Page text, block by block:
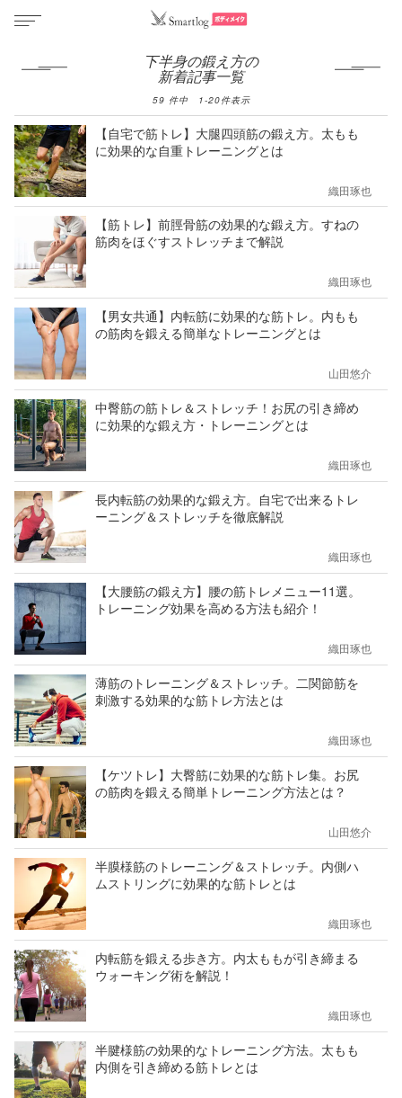
下半身の鍛え方の
新着記事一覧
59 件中 1-20件表示
【自宅で筋トレ】大腿四頭筋の鍛え方。太もも
に効果的な自重トレーニングとは
織田琢也
【筋トレ】前脛骨筋の効果的な鍛え方。すねの
筋肉をほぐすストレッチまで解説
織田琢也
【男女共通】内転筋に効果的な筋トレ。内もも
の筋肉を鍛える簡単なトレーニングとは
山田悠介
中臀筋の筋トレ＆ストレッチ！お尻の引き締め
に効果的な鍛え方・トレーニングとは
織田琢也
長内転筋の効果的な鍛え方。自宅で出来るトレ
ーニング＆ストレッチを徹底解説
織田琢也
【大腰筋の鍛え方】腰の筋トレメニュー11選。
トレーニング効果を高める方法も紹介！
織田琢也
薄筋のトレーニング＆ストレッチ。二関節筋を
刺激する効果的な筋トレ方法とは
織田琢也
【ケツトレ】大臀筋に効果的な筋トレ集。お尻
の筋肉を鍛える簡単トレーニング方法とは？
山田悠介
半膜様筋のトレーニング＆ストレッチ。内側ハ
ムストリングに効果的な筋トレとは
織田琢也
内転筋を鍛える歩き方。内太ももが引き締まる
ウォーキング術を解説！
織田琢也
半腱様筋の効果的なトレーニング方法。太もも
内側を引き締める筋トレとは